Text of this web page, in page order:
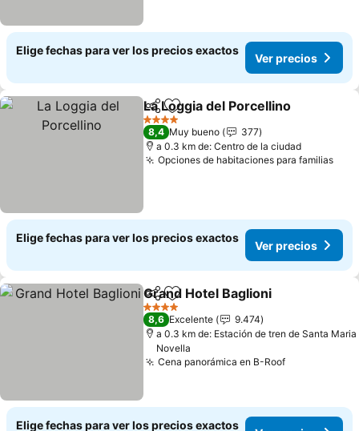
Elige fechas para ver los precios exactos
Ver precios
CompartirAgregar a favoritos
La Loggia del Porcellino
4 Estrellas
8,4 Muy bueno
377
a 0.3 km de: Centro de la ciudad
Opciones de habitaciones para familiasVer
Elige fechas para ver los precios exactos
Ver precios
CompartirAgregar a favoritos
Grand Hotel Baglioni
4 Estrellas
8,6 Excelente
9.474
a 0.3 km de: Estación de tren de Santa Maria
Novella
Cena panorámica en B-RoofVer precios
Elige fechas para ver los precios exactos